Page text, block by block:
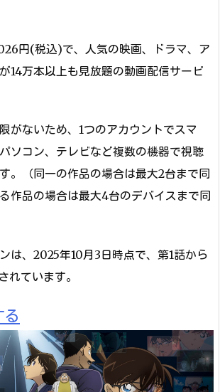
円(税込)で、人気の映画、ドラマ、ア
14万本以上も見放題の動画配信サービ
がないため、1つのアカウントでスマ
ソコン、テレビなど複数の機器で視聴
。（同一の作品の場合は最大2台まで同
作品の場合は最大4台のデバイスまで同
は、2025年10月3日時点で、第1話から
れています。